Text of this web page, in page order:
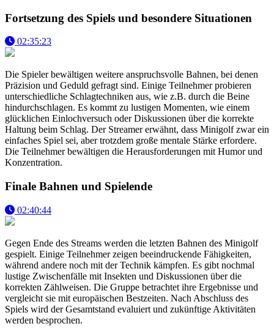
Fortsetzung des Spiels und besondere Situationen
02:35:23
Die Spieler bewältigen weitere anspruchsvolle Bahnen, bei denen
Präzision und Geduld gefragt sind. Einige Teilnehmer probieren
unterschiedliche Schlagtechniken aus, wie z.B. durch die Beine
hindurchschlagen. Es kommt zu lustigen Momenten, wie einem
glücklichen Einlochversuch oder Diskussionen über die korrekte
Haltung beim Schlag. Der Streamer erwähnt, dass Minigolf zwar ein
einfaches Spiel sei, aber trotzdem große mentale Stärke erfordere.
Die Teilnehmer bewältigen die Herausforderungen mit Humor und
Konzentration.
Finale Bahnen und Spielende
02:40:44
Gegen Ende des Streams werden die letzten Bahnen des Minigolf
gespielt. Einige Teilnehmer zeigen beeindruckende Fähigkeiten,
während andere noch mit der Technik kämpfen. Es gibt nochmal
lustige Zwischenfälle mit Insekten und Diskussionen über die
korrekten Zählweisen. Die Gruppe betrachtet ihre Ergebnisse und
vergleicht sie mit europäischen Bestzeiten. Nach Abschluss des
Spiels wird der Gesamtstand evaluiert und zukünftige Aktivitäten
werden besprochen.